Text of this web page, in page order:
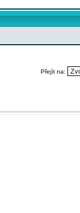
Přejít na: